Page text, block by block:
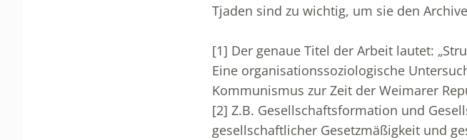
Tjaden sind zu wichtig, um sie den
[1] Der genaue Titel der Arbeit lautet:
Eine organisationssoziologische
Kommunismus zur Zeit der Weimarer
[2] Z.B. Gesellschaftsformation und
gesellschaftlicher Gesetzmäßigkeit und